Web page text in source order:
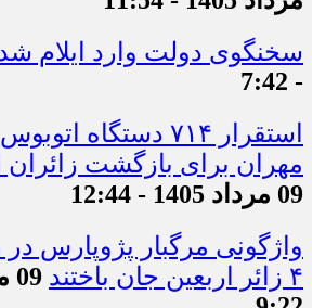
سخنگوی دولت وارد ایلام
- 7:42
استقرار ۷۱۴ دستگاه
مهران برای بازگشت زائران
09 مرداد 1405 - 12:44
واژگونی مرگبار پژوپارس
۴ زائر اربعین جان باختند